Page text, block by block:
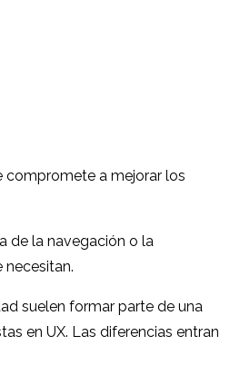
compromete a mejorar los
de la navegación o la
necesitan.
suelen formar parte de una
en UX. Las diferencias entran